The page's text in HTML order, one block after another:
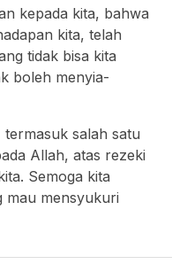
kepada kita, bahwa
kita, telah
tidak bisa kita
boleh menyia-
salah satu
Allah, atas rezeki
Semoga kita
mau mensyukuri